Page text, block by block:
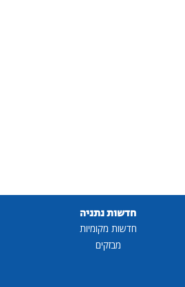
חדשות נתניה
חדשות מקומיות
מבזקים